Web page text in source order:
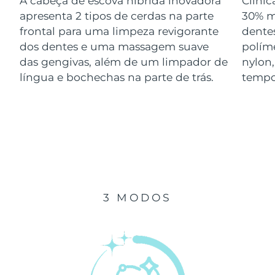
apresenta 2 tipos de cerdas na parte
frontal para uma limpeza revigorante
dos dentes e uma massagem suave
das gengivas, além de um limpador de
língua e bochechas na parte de trás.
30%
3 MODOS
Luxemburgo Entrega prevista 8/10/26
Macau, RAE da
China
Entrega prevista 8/12/26
Malásia Entrega prevista 8/13/26
Entrega prevista
Entrega prevista